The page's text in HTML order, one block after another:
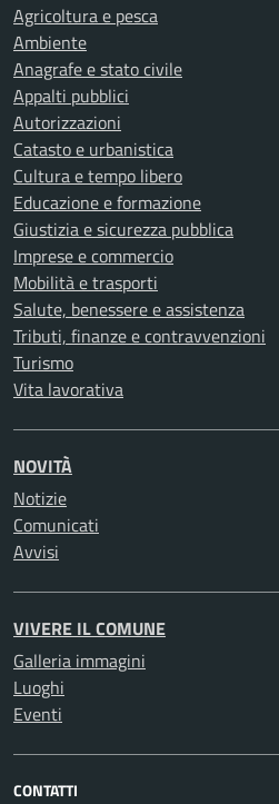
Agricoltura e pesca
Ambiente
Anagrafe e stato civile
Appalti pubblici
Autorizzazioni
Catasto e urbanistica
Cultura e tempo libero
Educazione e formazione
Giustizia e sicurezza pubblica
Imprese e commercio
Mobilità e trasporti
Salute, benessere e assistenza
Tributi, finanze e contravvenzioni
Turismo
Vita lavorativa
NOVITÀ
Notizie
Comunicati
Avvisi
VIVERE IL COMUNE
Galleria immagini
Luoghi
Eventi
CONTATTI